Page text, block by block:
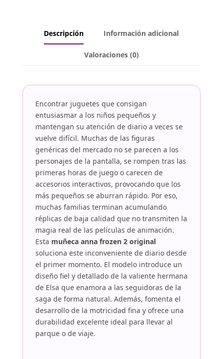
Descripción Información adicional
Valoraciones (0)
Encontrar juguetes que consigan
entusiasmar a los niños pequeños y
mantengan su atención de diario a veces se
vuelve difícil. Muchas de las figuras
genéricas del mercado no se parecen a los
personajes de la pantalla, se rompen tras las
primeras horas de juego o carecen de
accesorios interactivos, provocando que los
más pequeños se aburran rápido. Por eso,
muchas familias terminan acumulando
réplicas de baja calidad que no transmiten la
magia real de las películas de animación.
Esta muñeca anna frozen 2 original
soluciona este inconveniente de diario desde
el primer momento. El modelo introduce un
diseño fiel y detallado de la valiente hermana
de Elsa que enamora a las seguidoras de la
saga de forma natural. Además, fomenta el
desarrollo de la motricidad fina y ofrece una
durabilidad excelente ideal para llevar al
parque o de viaje.